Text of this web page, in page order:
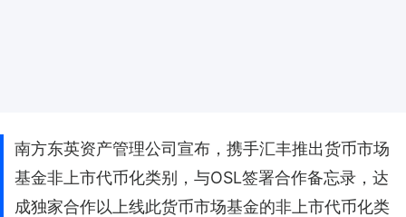
南方东英资产管理公司宣布，携手汇丰推出货币市场
基金非上市代币化类别，与OSL签署合作备忘录，达
成独家合作以上线此货币市场基金的非上市代币化类